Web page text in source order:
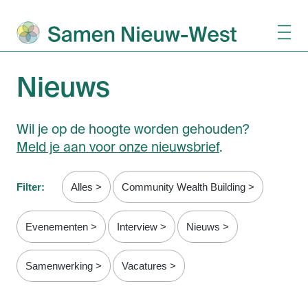
Nieuws
Wil je op de hoogte worden gehouden?
Meld je aan voor onze nieuwsbrief.
Filter: Alles Community Wealth Building
Evenementen Interview Nieuws
Samenwerking Vacatures